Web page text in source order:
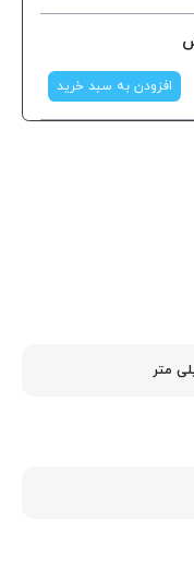
افزودن به سبد خرید